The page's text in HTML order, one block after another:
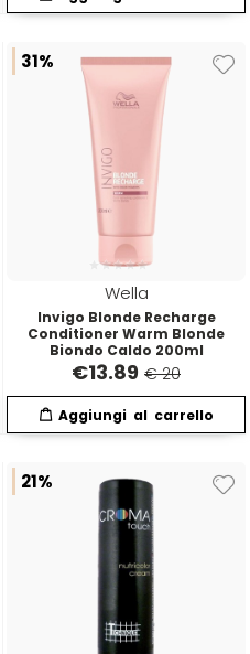
Estiwell
Eugène Perma
Euro Marbel
Euro Stil
Euromax
EveryGreen
I-J-K
INSight
INTERCOSMO
31%
Wella
Invigo Blonde Recharge
Conditioner Warm Blonde
Biondo Caldo 200ml
€13.89 € 20
21%